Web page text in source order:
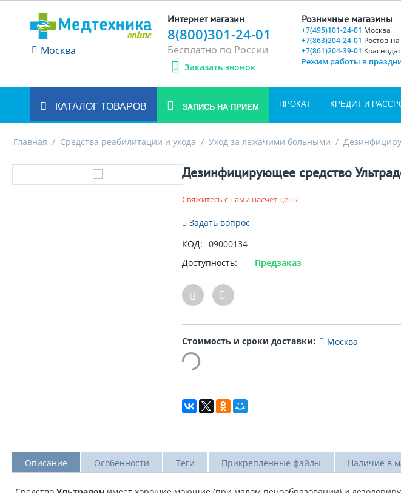
Москва
Интернет магазин
8(800)301-24-01
Бесплатно по России
Заказать звонок
Розничные магазины
+7(495)101-24-01 Москва
+7(863)204-24-01 Ростов-
+7(861)204-39-01
Режим работы в
КАТАЛОГ ТОВАРОВ ЗАПИСЬ НА ПРИЕМ ПРОКАТ КРЕДИТ И
Главная / Средства реабилитации и ухода / Уход за лежачими больными /
Дезинфицирующее средство
Свяжитесь с нами насчёт цены
Задать вопрос
КОД: 09000134
Доступность:
Предзаказ
Стоимость и сроки доставки: Москва
Описание Особенности Теги Прикрепленные файлы Наличие в